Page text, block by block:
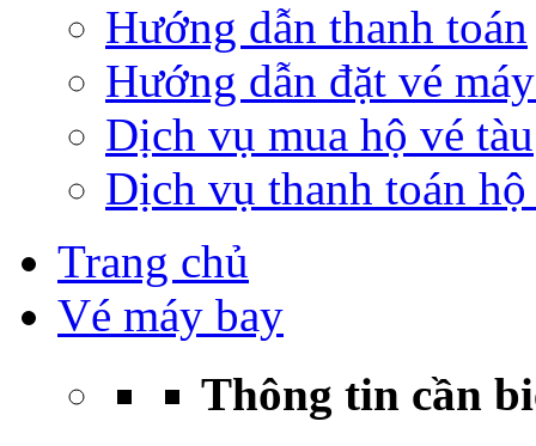
Hướng dẫn thanh toán
Hướng dẫn đặt vé
Dịch vụ mua hộ vé tàu
Dịch vụ thanh toán hộ
Trang chủ
Vé máy bay
Thông tin cần